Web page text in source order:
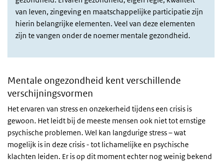
van leven, zingeving en maatschappelijke participatie zijn
hierin belangrijke elementen. Veel van deze elementen
zijn te vangen onder de noemer mentale gezondheid.
Mentale ongezondheid kent verschillende
verschijningsvormen
Het ervaren van stress en onzekerheid tijdens een crisis is
gewoon. Het leidt bij de meeste mensen ook niet tot ernstige
psychische problemen. Wel kan langdurige stress – wat
mogelijk is in deze crisis - tot lichamelijke en psychische
klachten leiden. Er is op dit moment echter nog weinig bekend